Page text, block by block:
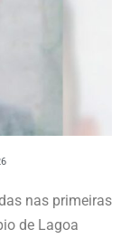
nas primeiras
de Lagoa